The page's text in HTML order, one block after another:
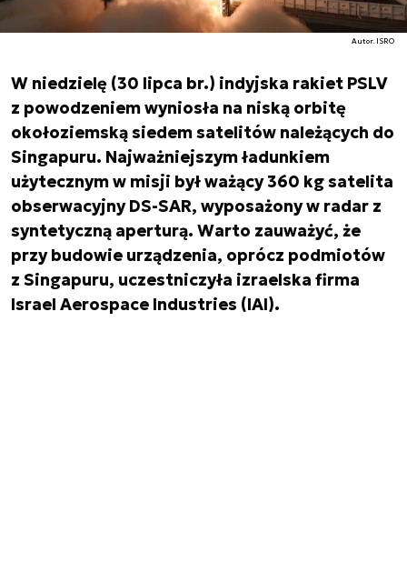
Autor. ISRO
W niedzielę (30 lipca br.) indyjska rakiet PSLV
z powodzeniem wyniosła na niską orbitę
okołoziemską siedem satelitów należących do
Singapuru. Najważniejszym ładunkiem
użytecznym w misji był ważący 360 kg satelita
obserwacyjny DS-SAR, wyposażony w radar z
syntetyczną aperturą. Warto zauważyć, że
przy budowie urządzenia, oprócz podmiotów
z Singapuru, uczestniczyła izraelska firma
Israel Aerospace Industries (IAI).